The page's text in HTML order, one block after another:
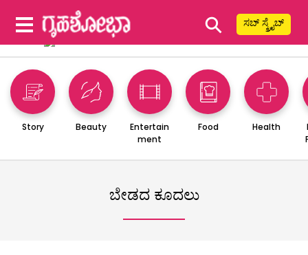
⚲ ಸಬ್ ಸ್ಕ್ರೈಬ್
Story Beauty
Entertain
ment
Food Health
ಬೇಡದ ಕೂದಲು